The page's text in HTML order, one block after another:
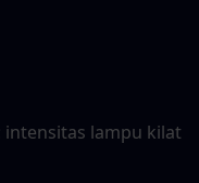
intensitas lampu kilat